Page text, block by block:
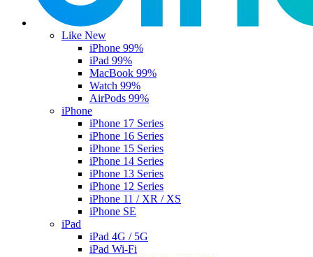
Like New
iPhone 99%
iPad 99%
MacBook 99%
Watch 99%
AirPods 99%
iPhone
iPhone 17 Series
iPhone 16 Series
iPhone 15 Series
iPhone 14 Series
iPhone 13 Series
iPhone 12 Series
iPhone 11 / XR / XS
iPhone SE
iPad
iPad 4G / 5G
iPad Wi-Fi